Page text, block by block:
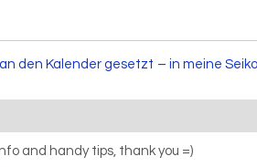
den Kalender gesetzt – in meine Seiko
and handy tips, thank you =)